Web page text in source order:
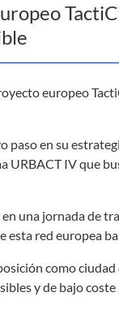
europeo
paso en su
URBACT IV que
una jornada de
red europea
como
y de bajo